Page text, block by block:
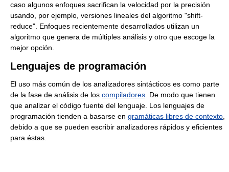
caso algunos enfoques sacrifican la velocidad por la precisión
usando, por ejemplo, versiones lineales del algoritmo "shift-
reduce". Enfoques recientemente desarrollados utilizan un
algoritmo que genera de múltiples análisis y otro que escoge la
mejor opción.
Lenguajes de programación
El uso más común de los analizadores sintácticos es como parte
de la fase de análisis de los compiladores . De modo que tienen
que analizar el código fuente del lenguaje. Los lenguajes de
programación tienden a basarse en gramáticas libres de contexto
debido a que se pueden escribir analizadores rápidos y eficientes
para éstas.